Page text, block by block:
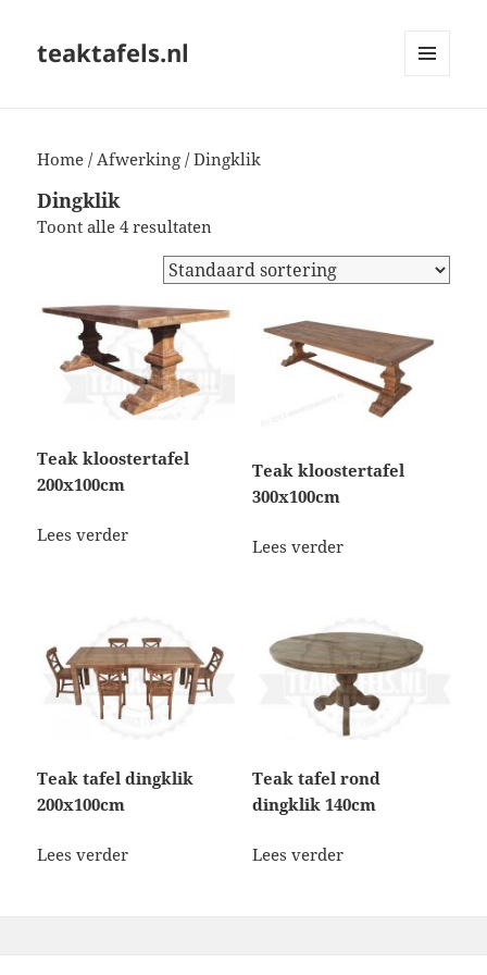
teaktafels.nl
Home /Afwerking / Dingklik
Dingklik
Toont alle 4 resultaten
Teak kloostertafel
200x100cm
Lees verder
Teak kloostertafel
300x100cm
Lees verder
Teak tafel dingklik
200x100cm
Lees verder
Teak tafel rond
dingklik 140cm
Lees verder